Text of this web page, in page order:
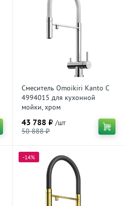
Смеситель Omoikiri Kanto C
4994015 для кухонной
мойки, хром
43 788 ₽ /шт
50 888 ₽
-14%